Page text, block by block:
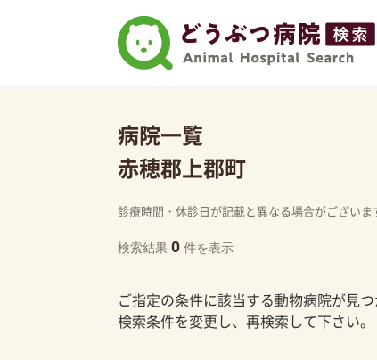
病院一覧
赤穂郡上郡町
診療時間・休診日が記載と異なる場合がござい
検索結果 0 件を表示
ご指定の条件に該当する動物病院が見つ
検索条件を変更し、再検索して下さい。